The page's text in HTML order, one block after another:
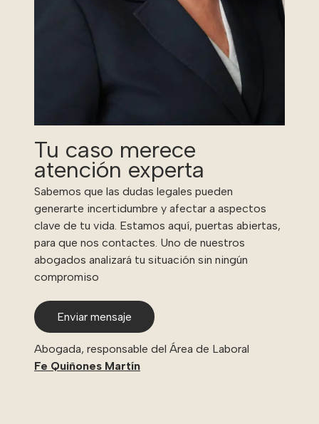
Tu caso merece
atención experta
Sabemos que las dudas legales pueden
generarte incertidumbre y afectar a aspectos
clave de tu vida. Estamos aquí, puertas abiertas,
para que nos contactes. Uno de nuestros
abogados analizará tu situación sin ningún
compromiso
Enviar mensaje
Abogada, responsable del Área de Laboral
Fe Quiñones Martín